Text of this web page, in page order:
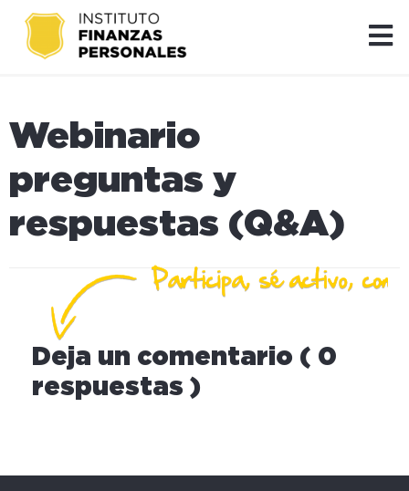
Webinario
preguntas y
respuestas (Q&A)
Deja un comentario ( 0
respuestas )